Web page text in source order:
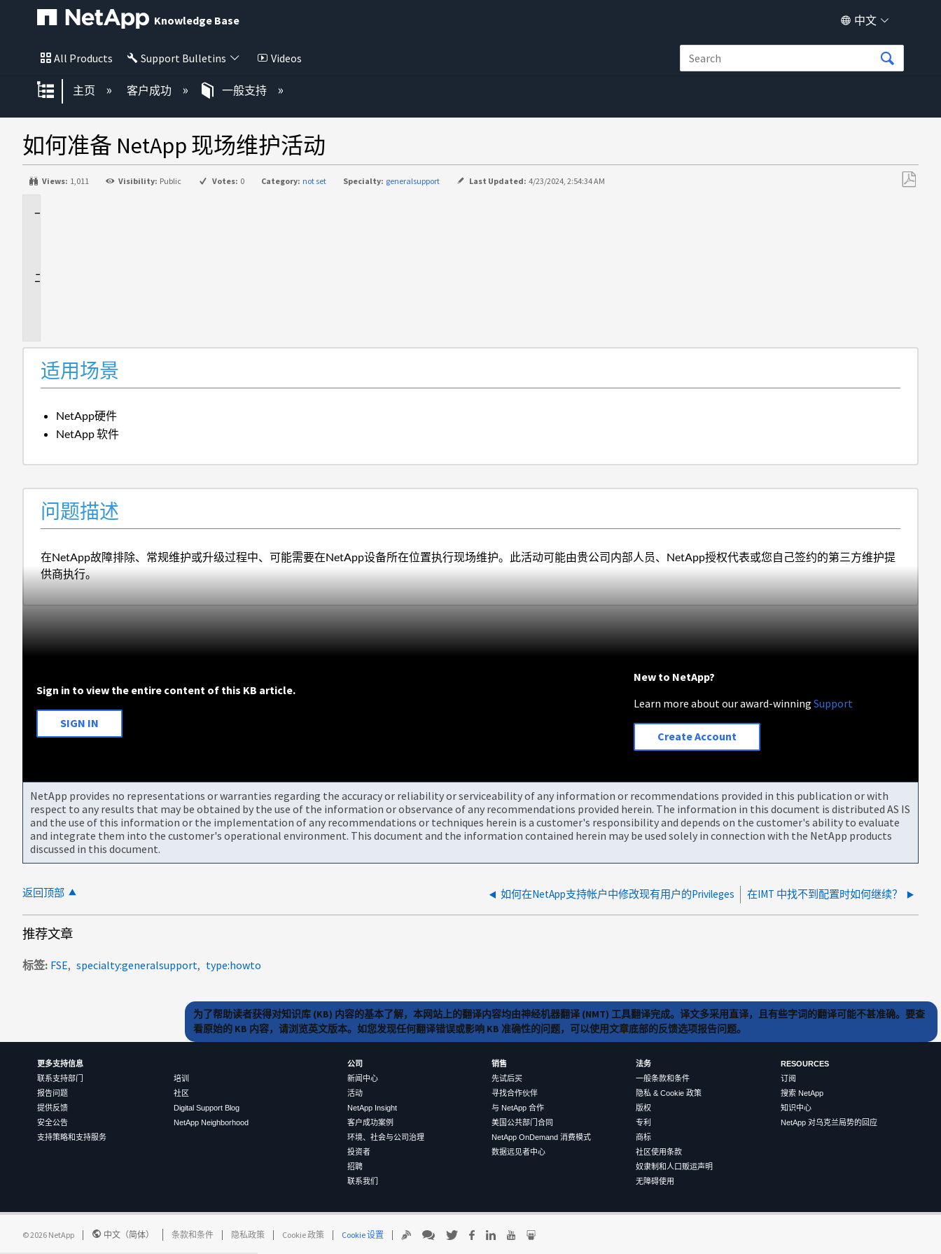
Knowledge Base 中文
All Products Support Bulletins Videos
扩展/隐缩全局层次
主页 客户成功 一般支持
如何准备 NetApp 现场维护活动
Views: 1,011 Visibility: Public Votes: 0 Category: not set Specialty: generalsupport Last Updated: 4/23/2024, 2:54:34 AM
适用场景
NetApp硬件
NetApp 软件
问题描述
在NetApp故障排除、常规维护或升级过程中、可能需要在NetApp设备所在位置执行现场维护。此活动可能由贵公司内部人员、NetApp授权代表或您自己签约的第三方维护提
供商执行。
Sign in to view the entire content of this KB article.
SIGN IN
New to NetApp?
Learn more about our award-winningSupport
Create Account
NetApp provides no representations or warranties regarding the accuracy or reliability or serviceability of any information or recommendations provided in this publication or with
respect to any results that may be obtained by the use of the information or observance of any recommendations provided herein. The information in this document is distributed AS IS
and the use of this information or the implementation of any recommendations or techniques herein is a customer's responsibility and depends on the customer's ability to evaluate
and integrate them into the customer's operational environment. This document and the information contained herein may be used solely in connection with the NetApp products
discussed in this document.
返回顶部 如何在NetApp支持帐户中修改现有用户的Privileges 在IMT 中找不到配置时如何继续？
推荐文章
标签 FSE specialty:generalsupport type:howto
为了帮助读者获得对知识库 (KB) 内容的基本了解，本网站上的翻译内容均由神经机器翻译 (NMT) 工具翻译完成。译文多采用直译，且有些字词的翻译可能不甚准确。要查
看原始的 KB 内容，请浏览英文版本。如您发现任何翻译错误或影响 KB 准确性的问题，可以使用文章底部的反馈选项报告问题。
更多支持信息
联系支持部门
报告问题
提供反馈
安全公告
支持策略和支持服务
培训
社区
Digital Support Blog
NetApp Neighborhood
公司
新闻中心
活动
NetApp Insight
客户成功案例
环境、社会与公司治理
投资者
招聘
联系我们
销售
先试后买
寻找合作伙伴
与 NetApp 合作
美国公共部门合同
NetApp OnDemand 消费模式
数据远见者中心
法务
一般条款和条件
隐私 & Cookie 政策
版权
专利
商标
社区使用条款
奴隶制和人口贩运声明
无障碍使用
RESOURCES
订阅
搜索 NetApp
知识中心
NetApp 对乌克兰局势的回应
©2026 NetApp 中文（简体） 条款和条件 隐私政策 Cookie 政策 Cookie 设置